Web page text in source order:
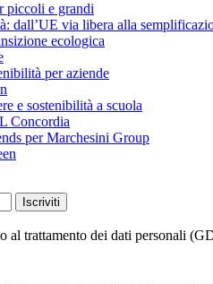
piccoli e grandi
dall’UE via libera alla
ecologica
per aziende
e sostenibilità a scuola
Concordia
per Marchesini Group
al trattamento dei dati personali